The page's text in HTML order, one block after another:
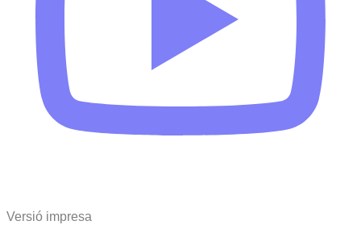
Versió impresa